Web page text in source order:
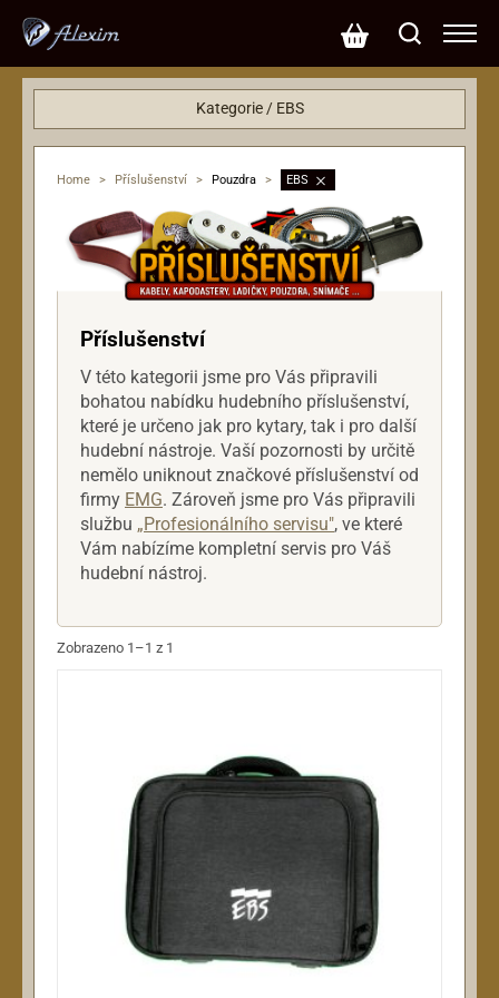
Home > Příslušenství > Pouzdra > EBS
Příslušenství
V této kategorii jsme pro Vás připravili
bohatou nabídku hudebního příslušenství,
které je určeno jak pro kytary, tak i pro další
hudební nástroje. Vaší pozornosti by určitě
nemělo uniknout značkové příslušenství od
firmy EMG. Zároveň jsme pro Vás připravili
službu „Profesionálního servisu", ve které
Vám nabízíme kompletní servis pro Váš
hudební nástroj.
Zobrazeno 1–1 z 1
Kategorie / EBS
Efekty
Kabely a jacky
Pouzdra
Popruhy a řemeny
Reproboxy
Zesilovače